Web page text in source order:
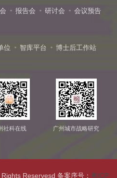
报告会 研讨会 会议预告
位 智库平台
博士后工作站
社科在线 广州城市战略研究
Reservesd 备案序号： 粤ICP